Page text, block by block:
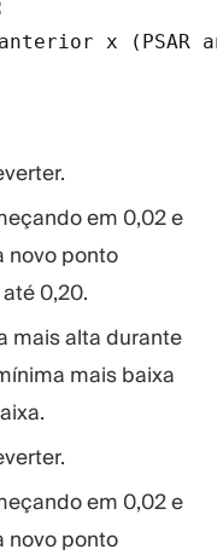
em 0,02 e
novo ponto
0,20.
mais alta durante
mais baixa
em 0,02 e
novo ponto